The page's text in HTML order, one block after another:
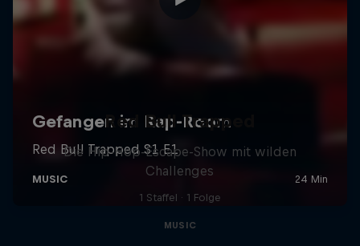
Red Bull Trapped
Die Hip-Hop-Escape-Show mit wilden
Challenges
1 Staffel · 1 Folge
MUSIC